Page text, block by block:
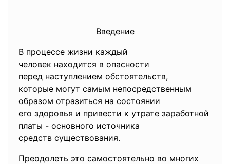
Введение
В процессе жизни каждый
человек находится в опасности
перед наступлением обстоятельств,
которые могут самым непосредственным
образом отразиться на состоянии
его здоровья и привести к утрате заработной
платы - основного источника
средств существования.
Преодолеть это самостоятельно во многих